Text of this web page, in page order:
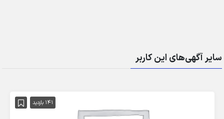
سایر آگهی‌های این کاربر
141 بازدید